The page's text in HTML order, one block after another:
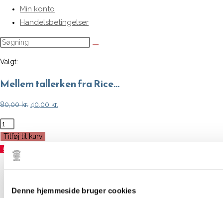
Denne hjemmeside bruger cookies
Min konto
Handelsbetingelser
Valgt:
Mellem tallerken fra Rice…
80,00kr. Den
var:
40,00 kr.
Mellem
tallerken
fra
Rice
Tilføj til kurv
-50%
Næste produkt